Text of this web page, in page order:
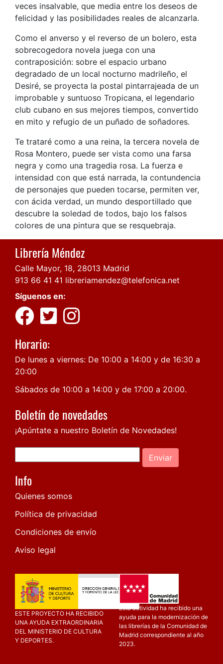
veces insalvable, que media entre los deseos de
felicidad y las posibilidades reales de alcanzarla.
Como el anverso y el reverso de un bolero, esta
sobrecogedora novela juega con una
contraposición: sobre el espacio urbano
degradado de un local nocturno madrileño, el
Desiré, se proyecta la postal pintarrajeada de un
improbable y suntuoso Tropicana, el legendario
club cubano en sus mejores tiempos, convertido
en mito y refugio de un puñado de soñadores.
Te trataré como a una reina, la tercera novela de
Rosa Montero, puede ser vista como una farsa
negra y como una tragedia rosa. La fuerza e
intensidad con que está narrada, la contundencia
de personajes que pueden tocarse, permiten ver,
con ácida verdad, un mundo desportillado que
descubre la soledad de todos, bajo los falsos
colores de una pintura que se resquebraja.
Librería Méndez
Calle Mayor, 18, 28013 Madrid
913 66 41 41 libreriamendez@telefonica.net
Síguenos en:
Horario:
De lunes a viernes: De 10:00 a 14:00 y de 16:30 a
20:00
Sábados de 10:00 a 14:00 y de 17:00 a 20:00.
Boletín de novedades
¡Apúntate a nuestro Boletín de Novedades!
Enviar
Info
Quienes somos
Política de privacidad
Condiciones de envío
Aviso legal
ESTE PROYECTO HA RECIBIDO
UNA AYUDA EXTRAORDINARIA
DEL MINISTERIO DE CULTURA
Y DEPORTES.
Esta actividad ha recibido una
ayuda para la modernización de
las librerías de la Comunidad de
Madrid correspondiente al año
2023.